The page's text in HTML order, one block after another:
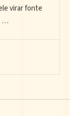
virar fonte
…